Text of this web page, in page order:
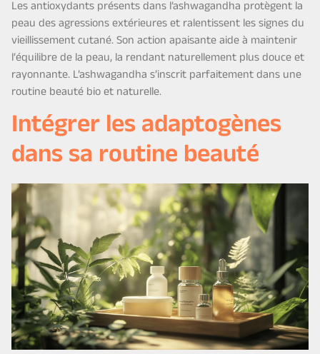
Les antioxydants présents dans l’ashwagandha protègent la
peau des agressions extérieures et ralentissent les signes du
vieillissement cutané. Son action apaisante aide à maintenir
l’équilibre de la peau, la rendant naturellement plus douce et
rayonnante. L’ashwagandha s’inscrit parfaitement dans une
routine beauté bio et naturelle.
Intégrer les adaptogènes
dans sa routine beauté